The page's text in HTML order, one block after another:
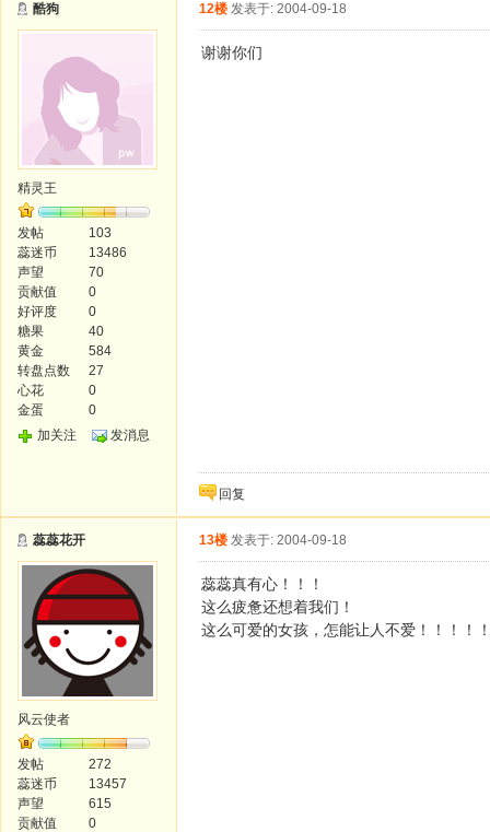
酷狗
精灵王
发帖
103
蕊迷币
13486
声望
70
贡献值
0
好评度
0
糖果
40
黄金
584
转盘点数
27
心花
0
金蛋
0
加关注
发消息
12楼 发表于: 2004-09-18
谢谢你们
回复
蕊蕊花开
风云使者
发帖
272
蕊迷币
13457
声望
615
贡献值
0
13楼 发表于: 2004-09-18
蕊蕊真有心！！！
这么疲惫还想着我们！
这么可爱的女孩，怎能让人不爱！！！！